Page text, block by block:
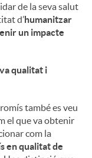
de la seva salut
d’humanitzar
un impacte
qualitat i
també es veu
el que va obtenir
com la
en qualitat de